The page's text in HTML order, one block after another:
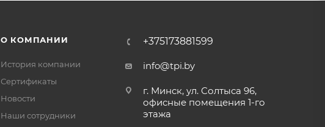
О КОМПАНИИ
История компании
Сертификаты
Новости
Наши сотрудники
+375173881599
info@tpi.by
г. Минск, ул. Солтыса 96,
офисные помещения 1-го
этажа